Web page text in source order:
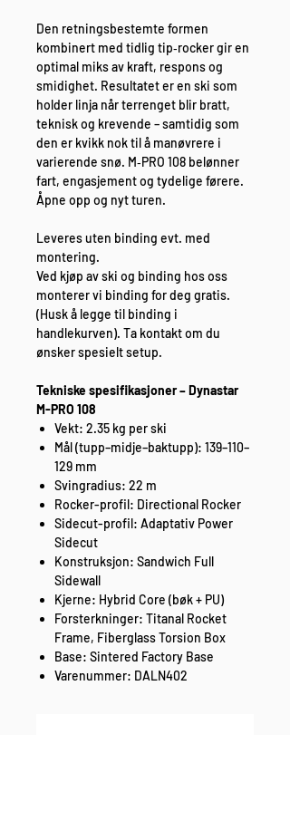
Den retningsbestemte formen
kombinert med tidlig tip‑rocker gir en
optimal miks av kraft, respons og
smidighet. Resultatet er en ski som
holder linja når terrenget blir bratt,
teknisk og krevende – samtidig som
den er kvikk nok til å manøvrere i
varierende snø. M‑PRO 108 belønner
fart, engasjement og tydelige førere.
Åpne opp og nyt turen.
Leveres uten binding evt. med
montering.
Ved kjøp av ski og binding hos oss
monterer vi binding for deg gratis.
(Husk å legge til binding i
handlekurven). Ta kontakt om du
ønsker spesielt setup.
Tekniske spesifikasjoner – Dynastar
M-PRO 108
Vekt: 2.35 kg per ski
Mål (tupp–midje–baktupp): 139–110–
129 mm
Svingradius: 22 m
Rocker-profil: Directional Rocker
Sidecut-profil: Adaptativ Power
Sidecut
Konstruksjon: Sandwich Full
Sidewall
Kjerne: Hybrid Core (bøk + PU)
Forsterkninger: Titanal Rocket
Frame, Fiberglass Torsion Box
Base: Sintered Factory Base
Varenummer: DALN402